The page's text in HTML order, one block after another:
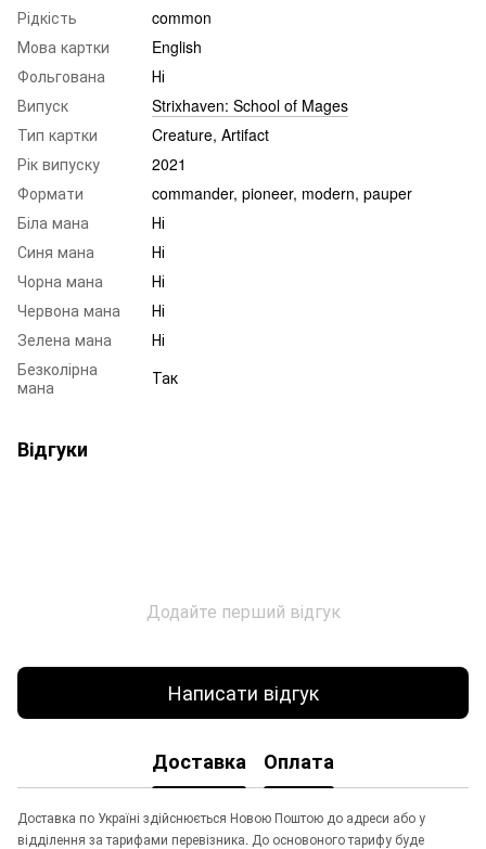
Рідкість
common
Мова картки
English
Фольгована
Ні
Випуск
Strixhaven: School of Mages
Тип картки
Creature, Artifact
Рік випуску
2021
Формати
commander, pioneer, modern, pauper
Біла мана
Ні
Синя мана
Ні
Чорна мана
Ні
Червона мана
Ні
Зелена мана
Ні
Безколірна
мана
Так
Відгуки
Додайте перший відгук
Написати відгук
Доставка Оплата
Доставка по Україні здійснюється Новою Поштою до адреси або у
відділення за тарифами перевізника. До основоного тарифу буде